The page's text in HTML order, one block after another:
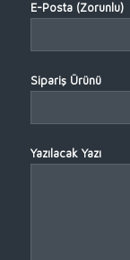
E-Posta (Zorunlu)
Sipariş Ürünü
Yazılacak Yazı